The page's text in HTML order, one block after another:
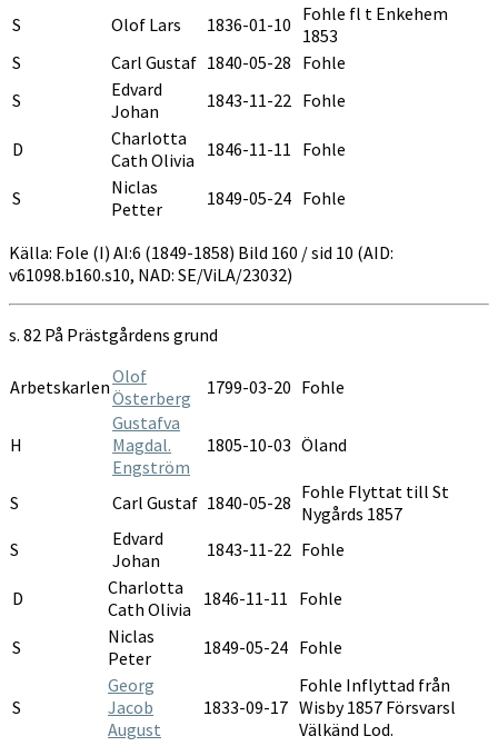
S Olof Lars 1836-01-10 Fohle fl t Enkehem
1853
S
Carl Gustaf 1840-05-28 Fohle
S
Edvard
Johan
1843-11-22 Fohle
D
Charlotta
Cath Olivia
1846-11-11 Fohle
S
Niclas
Petter
1849-05-24 Fohle
Källa: Fole (I) AI:6 (1849-1858) Bild 160 / sid 10 (AID:
v61098.b160.s10, NAD: SE/ViLA/23032)
s. 82 På Prästgårdens grund
ArbetskarlenOlof
Österberg
1799-03-20 Fohle
H
Gustafva
Magdal.
Engström
1805-10-03 Öland
S Carl Gustaf 1840-05-28 Fohle Flyttat till St
Nygårds 1857
S
Edvard
Johan
1843-11-22 Fohle
D
Charlotta
Cath Olivia
1846-11-11 Fohle
S
Niclas
Peter
1849-05-24 Fohle
S
Georg
Jacob
August
1833-09-17
Fohle Inflyttad från
Wisby 1857 Försvarsl
Välkänd Lod.